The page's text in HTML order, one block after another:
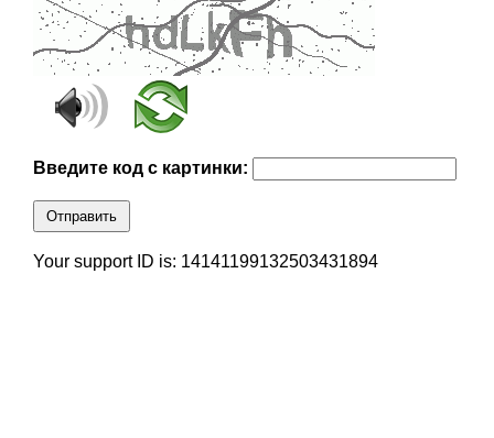
Введите код с картинки:
Отправить
Your support ID is: 14141199132503431894